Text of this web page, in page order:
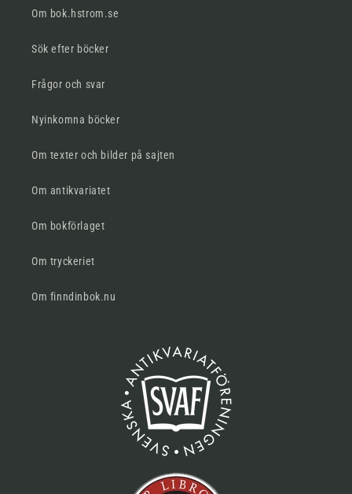
Om bok.hstrom.se
Sök efter böcker
Frågor och svar
Nyinkomna böcker
Om texter och bilder på sajten
Om antikvariatet
Om bokförlaget
Om tryckeriet
Om finndinbok.nu